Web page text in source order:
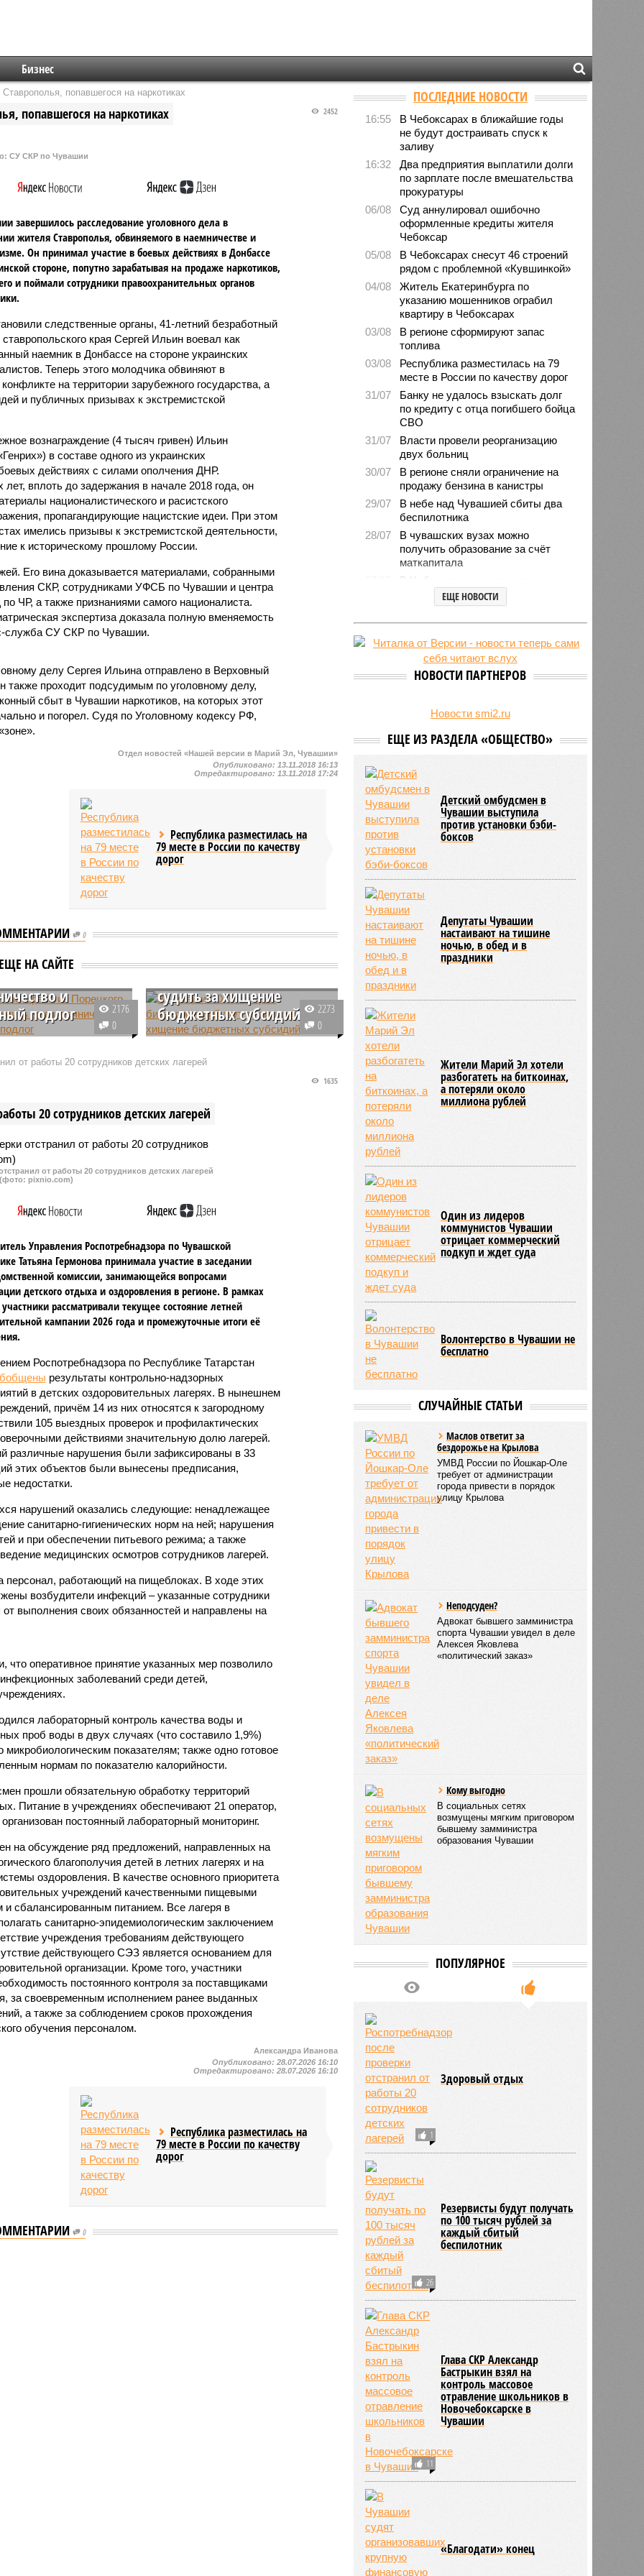
Бизнес
попавшегося на наркотиках
попавшегося на наркотиках 2452
СУ СКР по Чувашии
завершилось расследование уголовного дела в
жителя Ставрополья, обвиняемого в наемничестве и
Он принимал участие в боевых действиях в Донбассе
стороне, попутно зарабатывая на продаже наркотиков,
и поймали сотрудники правоохранительных органов
следственные органы, 41-летний безработный
края Сергей Ильин воевал как
наемник в Донбассе на стороне украинских
Теперь этого молодчика обвиняют в
на территории зарубежного государства, а
и публичных призывах к экстремистской
вознаграждение (4 тысяч гривен) Ильин
в составе одного из украинских
действиях с силами ополчения ДНР.
вплоть до задержания в начале 2018 года, он
националистического и расистского
пропагандирующие нацистские идеи. При этом
имелись призывы к экстремистской деятельности,
к историческому прошлому России.
Его вина доказывается материалами, собранными
СКР, сотрудниками УФСБ по Чувашии и центра
ЧР, а также признаниями самого националиста.
экспертиза доказала полную вменяемость
служба СУ СКР по Чувашии.
делу Сергея Ильина отправлено в Верховный
проходит подсудимым по уголовному делу,
сбыт в Чувашии наркотиков, на которых этот
и погорел. Судя по Уголовному кодексу РФ,
Отдел новостей «Нашей версии в Марий Эл, Чувашии»
Опубликовано: 13.11.2018 16:13
Отредактировано: 13.11.2018 17:24
Республика разместилась на
79 месте в России по качеству
дорог
0
ЕЩЕ НА САЙТЕ
ветврача из
МО будут
и
подлог
врача Порецкой
животных
подлог. По ее вине в
2176
0
В Чувашии ОПГ из трех
судить за хищение
бюджетных субсидий
В Чувашии будут судить трех
помощью фальшивых
документов получили более 12
на переоборудование автобусов
газомоторного топлива.
2273
0
от работы 20 сотрудников детских лагерей
20 сотрудников детских лагерей
1635
от работы 20 сотрудников детских лагерей
(фото: pixnio.com)
Управления Роспотребнадзора по Чувашской
Татьяна Гермонова принимала участие в заседании
комиссии, занимающейся вопросами
детского отдыха и оздоровления в регионе. В рамках
рассматривали текущее состояние летней
кампании 2026 года и промежуточные итоги её
Роспотребнадзора по Республике Татарстан
результаты контрольно-надзорных
в детских оздоровительных лагерях. В нынешнем
причём 14 из них относятся к загородному
105 выездных проверок и профилактических
действиями значительную долю лагерей.
различные нарушения были зафиксированы в 33
этих объектов были вынесены предписания,
недостатки.
нарушений оказались следующие: ненадлежащее
санитарно-гигиенических норм на ней; нарушения
и при обеспечении питьевого режима; а также
медицинских осмотров сотрудников лагерей.
работающий на пищеблоках. В ходе этих
возбудители инфекций – указанные сотрудники
выполнения своих обязанностей и направлены на
что оперативное принятие указанных мер позволило
заболеваний среди детей,
лабораторный контроль качества воды и
проб воды в двух случаях (что составило 1,9%)
показателям; также одно готовое
нормам по показателю калорийности.
прошли обязательную обработку территорий
Питание в учреждениях обеспечивают 21 оператор,
постоянный лабораторный мониторинг.
на обсуждение ряд предложений, направленных на
благополучия детей в летних лагерях и на
оздоровления. В качестве основного приоритета
учреждений качественными пищевыми
сбалансированным питанием. Все лагеря в
санитарно-эпидемиологическим заключением
учреждения требованиям действующего
действующего СЭЗ является основанием для
организации. Кроме того, участники
постоянного контроля за поставщиками
за своевременным исполнением ранее выданных
а также за соблюдением сроков прохождения
обучения персоналом.
Александра Иванова
Опубликовано:28.07.2026 16:10
Отредактировано:28.07.2026 16:10
Республика разместилась на
79 месте в России по качеству
дорог
0
ПОСЛЕДНИЕ НОВОСТИ
16:55
В Чебоксарах в ближайшие годы
не будут достраивать спуск к
заливу
16:32
Два предприятия выплатили долги
по зарплате после вмешательства
прокуратуры
06/08
Суд аннулировал ошибочно
оформленные кредиты жителя
Чебоксар
05/08
В Чебоксарах снесут 46 строений
рядом с проблемной «Кувшинкой»
04/08
Житель Екатеринбурга по
указанию мошенников ограбил
квартиру в Чебоксарах
03/08
В регионе сформируют запас
топлива
03/08
Республика разместилась на 79
месте в России по качеству дорог
31/07
Банку не удалось взыскать долг
по кредиту с отца погибшего бойца
СВО
31/07
Власти провели реорганизацию
двух больниц
30/07
В регионе сняли ограничение на
продажу бензина в канистры
29/07
В небе над Чувашией сбиты два
беспилотника
28/07
В чувашских вузах можно
получить образование за счёт
маткапитала
В Чебоксарах началась проверка
готовности школ и детсадов к
новому учебному году
27/07
Чувашские врачи выходили
младенца массой 745 граммов
Чувашские аграрии начали уборку
урожая
ЕЩЕ НОВОСТИ
НОВОСТИ ПАРТНЕРОВ
Новости smi2.ru
ЕЩЕ ИЗ РАЗДЕЛА «ОБЩЕСТВО»
Детский омбудсмен в
Чувашии выступила
против установки бэби-
боксов
Депутаты Чувашии
настаивают на тишине
ночью, в обед и в
праздники
Жители Марий Эл хотели
разбогатеть на биткоинах,
а потеряли около
миллиона рублей
Один из лидеров
коммунистов Чувашии
отрицает коммерческий
подкуп и ждет суда
Волонтерство в Чувашии не
бесплатно
СЛУЧАЙНЫЕ СТАТЬИ
Маслов ответит за
бездорожье на Крылова
УМВД России по Йошкар-Оле
требует от администрации
города привести в порядок
улицу Крылова
Неподсуден?
Адвокат бывшего замминистра
спорта Чувашии увидел в деле
Алексея Яковлева
«политический заказ»
Кому выгодно
В социальных сетях
возмущены мягким приговором
бывшему замминистра
образования Чувашии
ПОПУЛЯРНОЕ
1
Здоровый отдых
26
Резервисты будут получать
по 100 тысяч рублей за
каждый сбитый
беспилотник
11
Глава СКР Александр
Бастрыкин взял на
контроль массовое
отравление школьников в
Новочебоксарске в
Чувашии
«Благодати» конец